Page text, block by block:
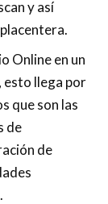
y así
Online en un
esto llega por
que son las
de
de